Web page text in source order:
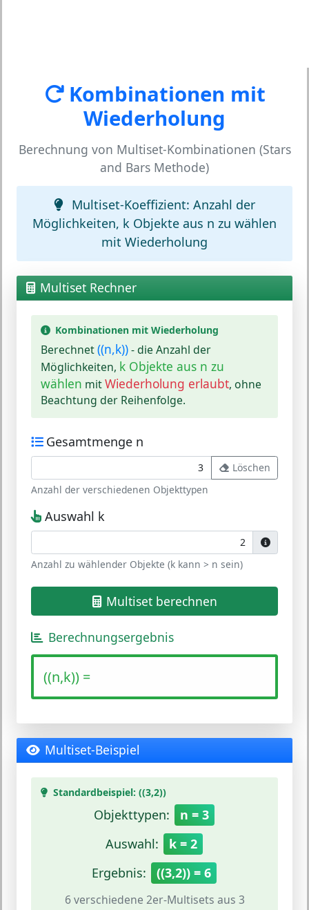
Kombinationen mit
Wiederholung
Berechnung von Multiset-Kombinationen (Stars
and Bars Methode)
Multiset-Koeffizient: Anzahl der
Möglichkeiten, k Objekte aus n zu wählen
mit Wiederholung
Multiset Rechner
Kombinationen mit Wiederholung
Berechnet((n,k))- die Anzahl der
Möglichkeiten, k Objekte aus n zu
wählen mitWiederholung erlaubt, ohne
Beachtung der Reihenfolge.
Gesamtmenge n
Löschen
Anzahl der verschiedenen Objekttypen
Auswahl k
Anzahl zu wählender Objekte (k kann > n sein)
Multiset berechnen
Berechnungsergebnis
((n,k)) =
Multiset-Beispiel
Standardbeispiel: ((3,2))
Objekttypen:
n = 3
Auswahl:
k = 2
Ergebnis:
((3,2)) = 6
6 verschiedene 2er-Multisets aus 3